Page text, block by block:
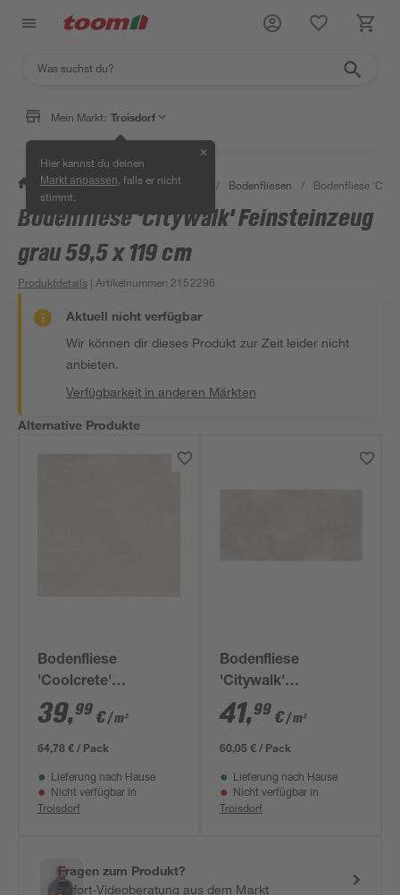
Mein Markt: Troisdorf
Hier kannst du deinen
Markt anpassen , falls er nicht
stimmt.
✕
/ Bauen & Renovieren / Fliesen / Bodenfliesen / Bodenfliese
Bodenfliese 'Citywalk' Feinsteinzeug
grau 59,5 x 119 cm
Produktdetails | Artikelnummer: 2152296
Aktuell nicht verfügbar
Wir können dir dieses Produkt zur Zeit leider nicht
anbieten.
Verfügbarkeit in anderen Märkten
Alternative Produkte
Bodenfliese
'Coolcrete'
Feinsteinzeug weiß
90 x 90 x 0,9 cm
39,99 €/ m²
64,78 € / Pack
Lieferung nach Hause
Nicht verfügbar in
Troisdorf
Bodenfliese
'Citywalk'
Feinsteinzeug bianco
matt 59,5 x 119 cm
41,99 €/ m²
60,05 € / Pack
Lieferung nach Hause
Nicht verfügbar in
Troisdorf
Fragen zum Produkt?
Sofort-Videoberatung aus dem Markt